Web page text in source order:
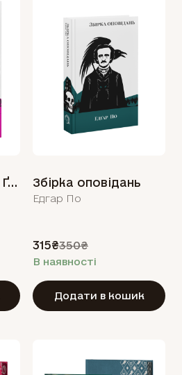
Портрет Доріана Ґрея Збірка оповідань
Едгар По
315₴350₴
В наявності
Додати в кошик